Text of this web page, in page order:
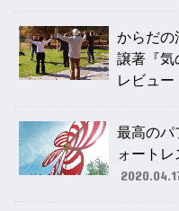
からだの
譲著『気
レビュー
最高のパ
ォート